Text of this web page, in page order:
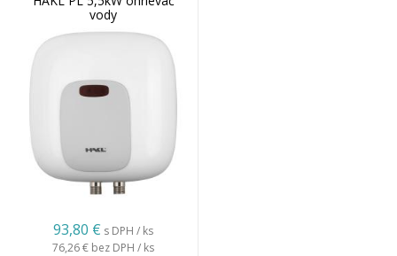
vody
93,80 € s DPH / ks
76,26 € bez DPH / ks